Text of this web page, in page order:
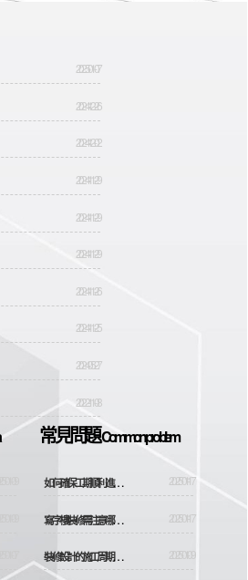
2025-01-07
2024-12-26
2024-12-02
2024-11-29
2024-11-29
2024-11-29
2024-11-26
2024-11-25
2024-05-27
2022-11-08
常見問題Common problem
如
何確保工期順利進行 2025-01-17
寫
字樓裝修需注意哪些施工問題 2025-01-17
裝
修設計的施工周期一般多久 2025-01-09